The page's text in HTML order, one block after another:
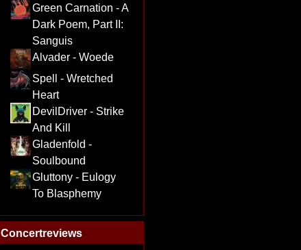
Green Carnation - A
Dark Poem, Part II:
Sanguis
Alvader - Woede
Spell - Wretched
Heart
DevilDriver - Strike
And Kill
Gladenfold -
Soulbound
Gluttony - Eulogy
To Blasphemy
Concertreviews